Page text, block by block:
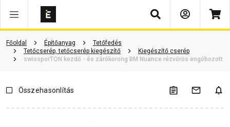
Keresés
Főoldal Építőanyag
Tetőfedés
Tetőcserép, tetőcserép kiegészítő
Kiegészítő cserép
swissporTON kezdő - és zárókorong BM Nuance rézvörös engóbozott
Termékinformáció Kérdések és válaszok
Összehasonlítás